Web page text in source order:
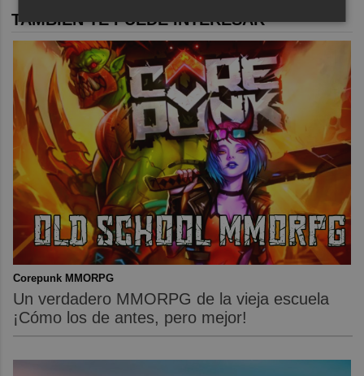
TAMBIÉN TE PUEDE INTERESAR
Corepunk MMORPG
Un verdadero MMORPG de la vieja escuela
¡Cómo los de antes, pero mejor!